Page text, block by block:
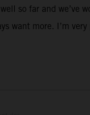
so far and we’ve
want more. I’m very